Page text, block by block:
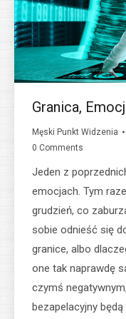
Granica,
Męski Punkt Widzenia
0 Comments
Jeden z
emocjach. Tym
grudzień, co
sobie odnieść się
granice, albo
one tak naprawdę
czymś
bezapelacyjny